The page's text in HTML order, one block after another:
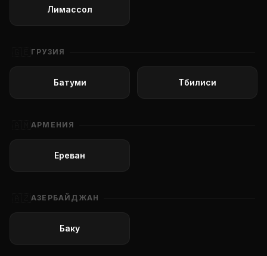
Лимассол
ГРУЗИЯ
Батуми Тбилиси
АРМЕНИЯ
Ереван
АЗЕРБАЙДЖАН
Баку